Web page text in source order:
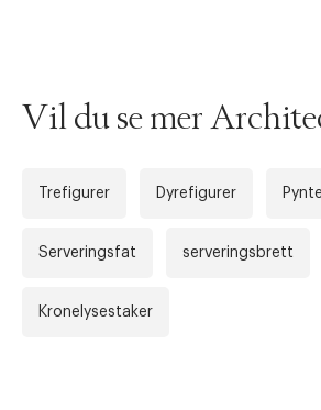
Vil du se mer
Trefigurer Dyrefigurer
Serveringsfat serveringsbrett
Kronelysestaker